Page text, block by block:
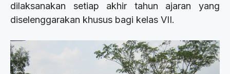
dilaksanakan setiap akhir tahun ajaran yang
diselenggarakan khusus bagi kelas VII.